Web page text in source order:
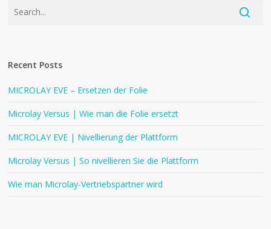
Recent Posts
MICROLAY EVE – Ersetzen der Folie
Microlay Versus | Wie man die Folie ersetzt
MICROLAY EVE | Nivellierung der Plattform
Microlay Versus | So nivellieren Sie die Plattform
Wie man Microlay-Vertriebspartner wird